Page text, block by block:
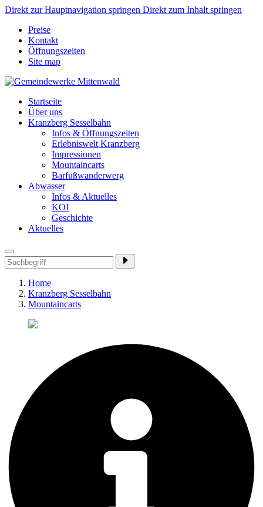
Direkt zur Hauptnavigation springen Direkt zum Inhalt springen
Preise
Kontakt
Öffnungszeiten
Site map
Startseite
Über uns
Kranzberg Sesselbahn
Infos & Öffnungszeiten
Erlebniswelt Kranzberg
Impressionen
Mountaincarts
Barfußwanderwerg
Abwasser
Infos & Aktuelles
KOI
Geschichte
Aktuelles
Home
Kranzberg Sesselbahn
Mountaincarts